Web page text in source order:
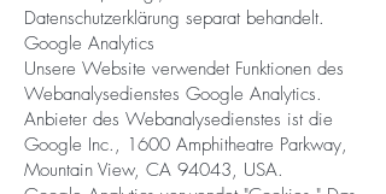
Datenschutzerklärung separat behandelt.
Google Analytics
Unsere Website verwendet Funktionen des
Webanalysedienstes Google Analytics.
Anbieter des Webanalysedienstes ist die
Google Inc., 1600 Amphitheatre Parkway,
Mountain View, CA 94043, USA.